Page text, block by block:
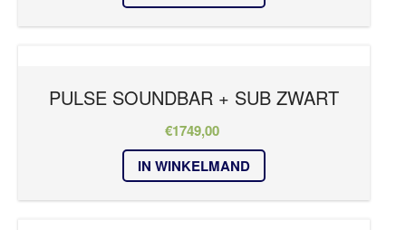
PULSE SOUNDBAR + SUB ZWART
€1749,00
IN WINKELMAND